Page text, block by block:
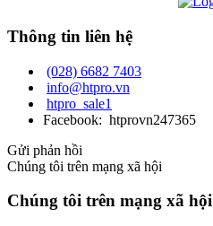
Thông tin liên hệ
(028) 6682 7403
info@htpro.vn
htpro_sale1
Facebook: htprovn247365
Gửi phản hồi
Chúng tôi trên mạng xã hội
Chúng tôi trên mạng xã hội